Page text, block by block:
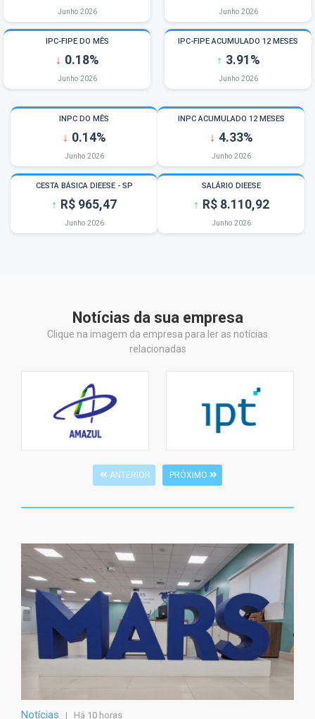
Notícias da sua empresa
Clique na imagem da empresa para ler as notícias
relacionadas
ANTERIOR PRÓXIMO
Notícias Há 10 horas